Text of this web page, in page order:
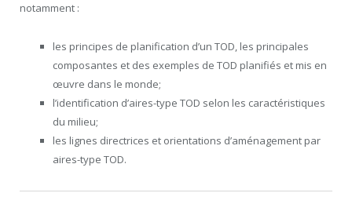
notamment :
les principes de planification d’un TOD, les principales
composantes et des exemples de TOD planifiés et mis en
œuvre dans le monde;
l’identification d’aires-type TOD selon les caractéristiques
du milieu;
les lignes directrices et orientations d’aménagement par
aires-type TOD.